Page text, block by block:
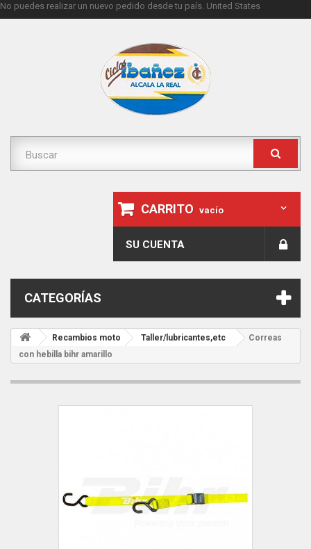
No puedes realizar un nuevo pedido desde tu país. United States
CARRITO vacío
SU CUENTA
CATEGORÍAS
Recambios moto Taller/lubricantes,etc
Correas
con hebilla bihr amarillo